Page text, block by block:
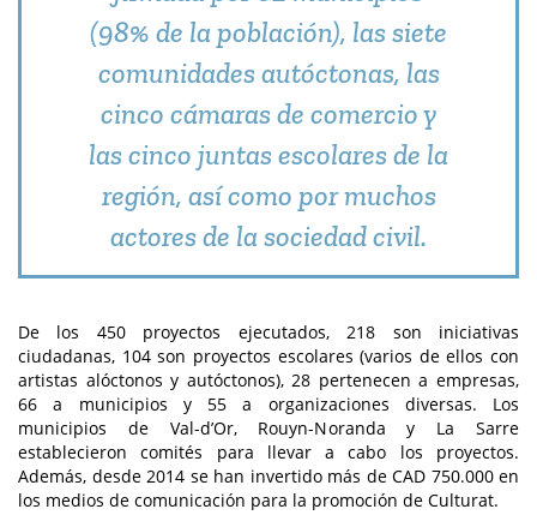
(98% de la población), las siete
comunidades autóctonas, las
cinco cámaras de comercio y
las cinco juntas escolares de la
región, así como por muchos
actores de la sociedad civil.
De los 450 proyectos ejecutados, 218 son iniciativas
ciudadanas, 104 son proyectos escolares (varios de ellos con
artistas alóctonos y autóctonos), 28 pertenecen a empresas,
66 a municipios y 55 a organizaciones diversas. Los
municipios de Val-d’Or, Rouyn-Noranda y La Sarre
establecieron comités para llevar a cabo los proyectos.
Además, desde 2014 se han invertido más de CAD 750.000 en
los medios de comunicación para la promoción de Culturat.